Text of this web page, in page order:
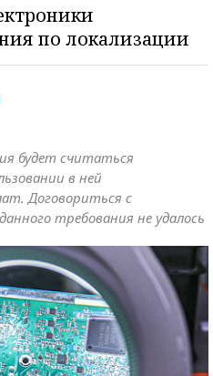
по локализации
будет считаться
в ней
Договориться с
требования не удалось